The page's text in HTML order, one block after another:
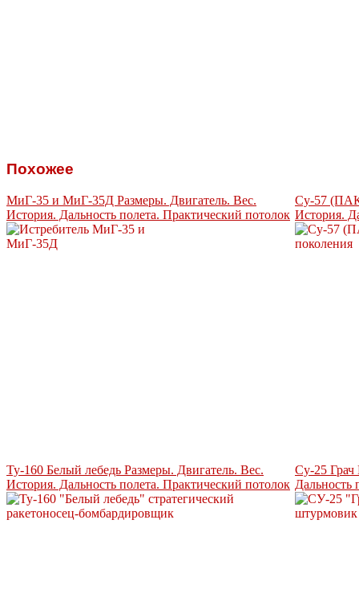
Похожее
МиГ-35 и МиГ-35Д Размеры. Двигатель. Вес.
История. Дальность полета. Практический потолок
Су-57
История.
Ту-160 Белый лебедь Размеры. Двигатель. Вес.
История. Дальность полета. Практический потолок
Су-25 Грач
Дальность